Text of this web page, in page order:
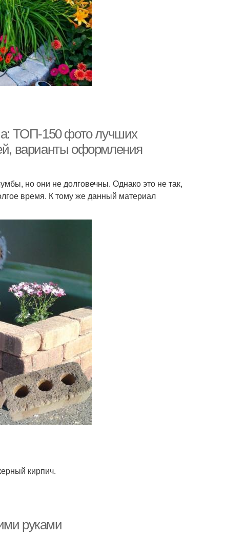
ТОП-150 фото лучших
варианты оформления
но они не долговечны. Однако это не так,
время. К тому же данный материал
кирпич.
руками